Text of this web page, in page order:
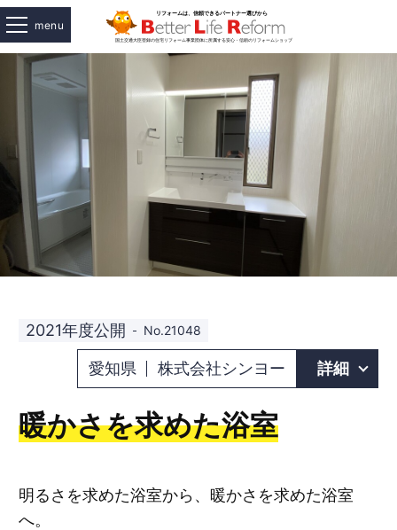
menu
2021年度公開 No.21048
愛知県 株式会社シンヨー 詳細
暖かさを求めた浴室
明るさを求めた浴室から、暖かさを求めた浴室
へ。